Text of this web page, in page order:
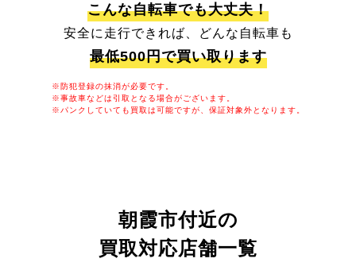
こんな自転車でも大丈夫！
安全に走行できれば、どんな自転車も
最低500円で買い取ります
※防犯登録の抹消が必要です。
※事故車などは引取となる場合がございます。
※パンクしていても買取は可能ですが、保証対象外となります。
朝霞市付近の
買取対応店舗一覧